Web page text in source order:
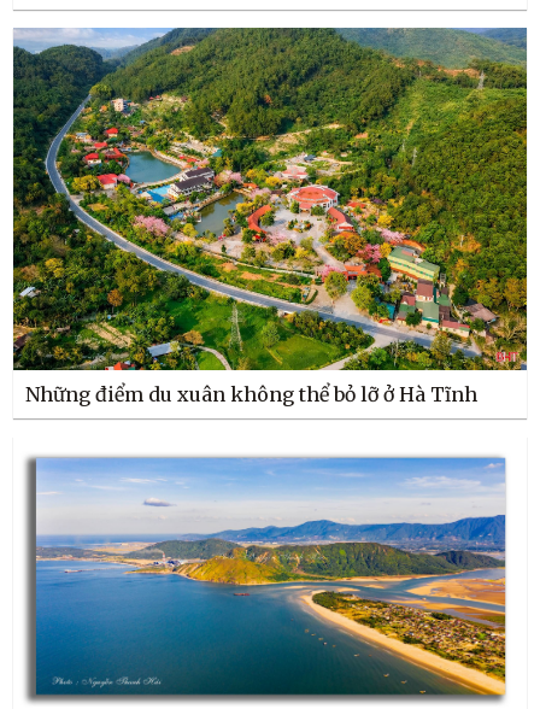
Những điểm du xuân không thể bỏ lỡ ở Hà Tĩnh